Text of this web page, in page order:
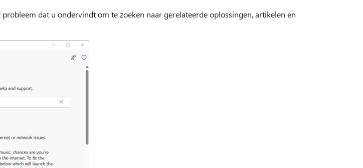
dat u ondervindt om te zoeken naar gerelateerde oplossingen, artikelen en